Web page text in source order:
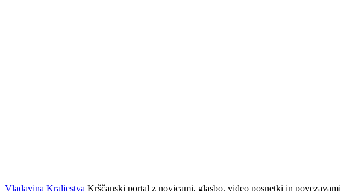
Vladavina Kraljestva Krščanski portal z novicami, glasbo, video posnetki in povezavami